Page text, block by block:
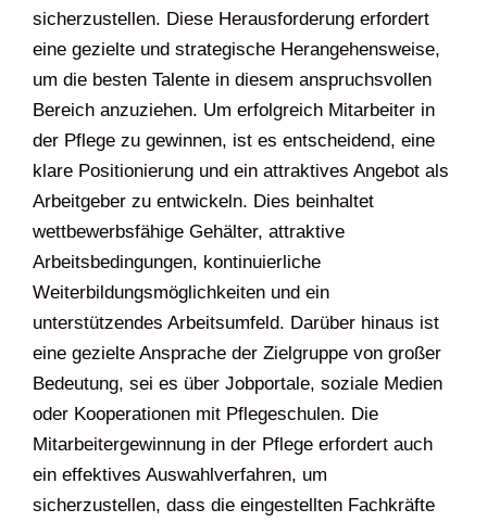
sicherzustellen. Diese Herausforderung erfordert
eine gezielte und strategische Herangehensweise,
um die besten Talente in diesem anspruchsvollen
Bereich anzuziehen. Um erfolgreich Mitarbeiter in
der Pflege zu gewinnen, ist es entscheidend, eine
klare Positionierung und ein attraktives Angebot als
Arbeitgeber zu entwickeln. Dies beinhaltet
wettbewerbsfähige Gehälter, attraktive
Arbeitsbedingungen, kontinuierliche
Weiterbildungsmöglichkeiten und ein
unterstützendes Arbeitsumfeld. Darüber hinaus ist
eine gezielte Ansprache der Zielgruppe von großer
Bedeutung, sei es über Jobportale, soziale Medien
oder Kooperationen mit Pflegeschulen. Die
Mitarbeitergewinnung in der Pflege erfordert auch
ein effektives Auswahlverfahren, um
sicherzustellen, dass die eingestellten Fachkräfte